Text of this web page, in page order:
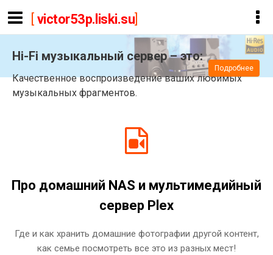
victor53p.liski.su]
Hi-Fi музыкальный сервер – это:
Качественное воспроизведение ваших любимых
музыкальных фрагментов.
Подробнее
Про домашний NAS и мультимедийный
сервер Plex
Где и как хранить домашние фотографии другой контент,
как семье посмотреть все это из разных мест!